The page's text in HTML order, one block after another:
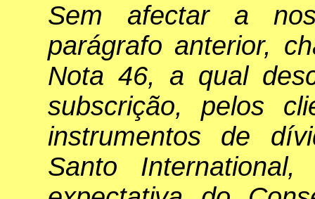
Sem afectar a
parágrafo anterior,
Nota 46, a qual
subscrição, pelos
instrumentos de
Santo